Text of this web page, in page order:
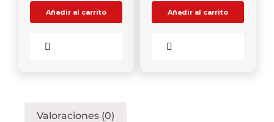
Añadir al carrito Añadir al carrito
Valoraciones (0)